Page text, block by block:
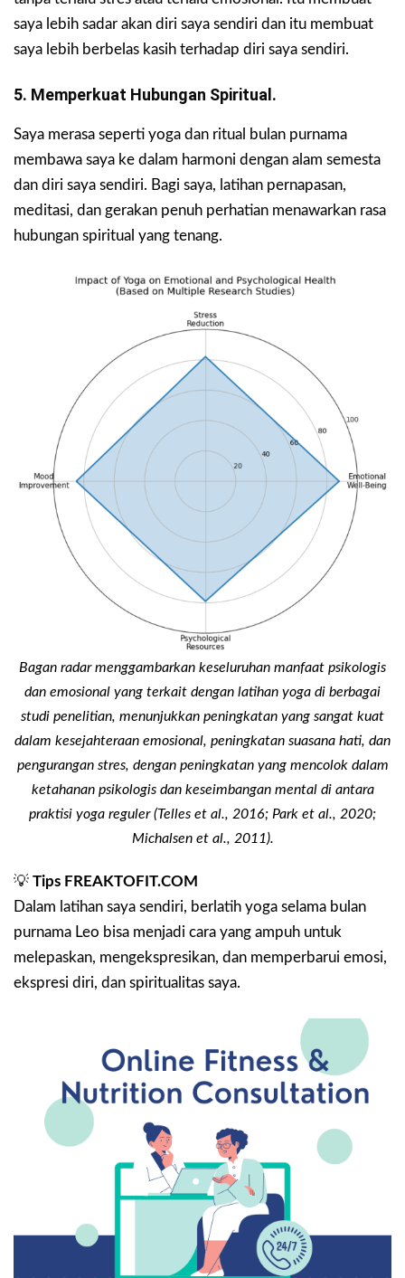
saya lebih sadar akan diri saya sendiri dan itu membuat
saya lebih berbelas kasih terhadap diri saya sendiri.
5. Memperkuat Hubungan Spiritual.
Saya merasa seperti yoga dan ritual bulan purnama
membawa saya ke dalam harmoni dengan alam semesta
dan diri saya sendiri. Bagi saya, latihan pernapasan,
meditasi, dan gerakan penuh perhatian menawarkan rasa
hubungan spiritual yang tenang.
Bagan radar menggambarkan keseluruhan manfaat psikologis
dan emosional yang terkait dengan latihan yoga di berbagai
studi penelitian, menunjukkan peningkatan yang sangat kuat
dalam kesejahteraan emosional, peningkatan suasana hati, dan
pengurangan stres, dengan peningkatan yang mencolok dalam
ketahanan psikologis dan keseimbangan mental di antara
praktisi yoga reguler (Telles et al., 2016; Park et al., 2020;
Michalsen et al., 2011).
💡 Tips FREAKTOFIT.COM
Dalam latihan saya sendiri, berlatih yoga selama bulan
purnama Leo bisa menjadi cara yang ampuh untuk
melepaskan, mengekspresikan, dan memperbarui emosi,
ekspresi diri, dan spiritualitas saya.